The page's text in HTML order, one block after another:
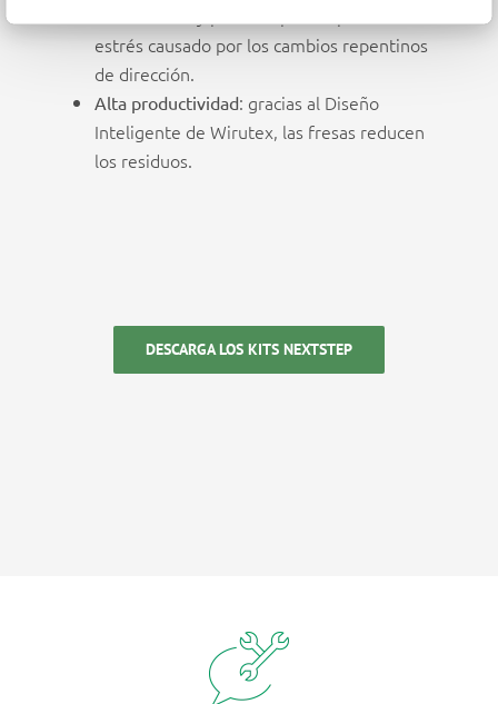
estrés causado por los cambios repentinos
de dirección.
Alta productividad: gracias al Diseño
Inteligente de Wirutex, las fresas reducen
los residuos.
DESCARGA LOS KITS NEXTSTEP